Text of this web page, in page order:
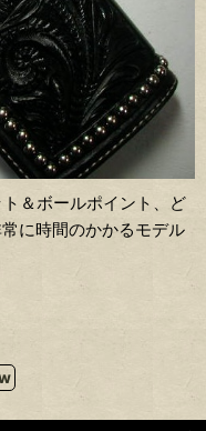
＆ボールポイント、ど
に時間のかかるモデル